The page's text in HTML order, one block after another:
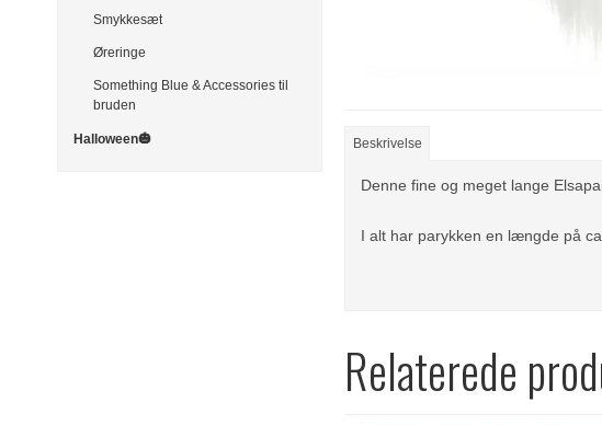
Smykkesæt
Øreringe
Something Blue & Accessories til
bruden
Halloween🎃 Beskrivelse
Denne fine og meget lange
I alt har parykken en længde på
Relaterede